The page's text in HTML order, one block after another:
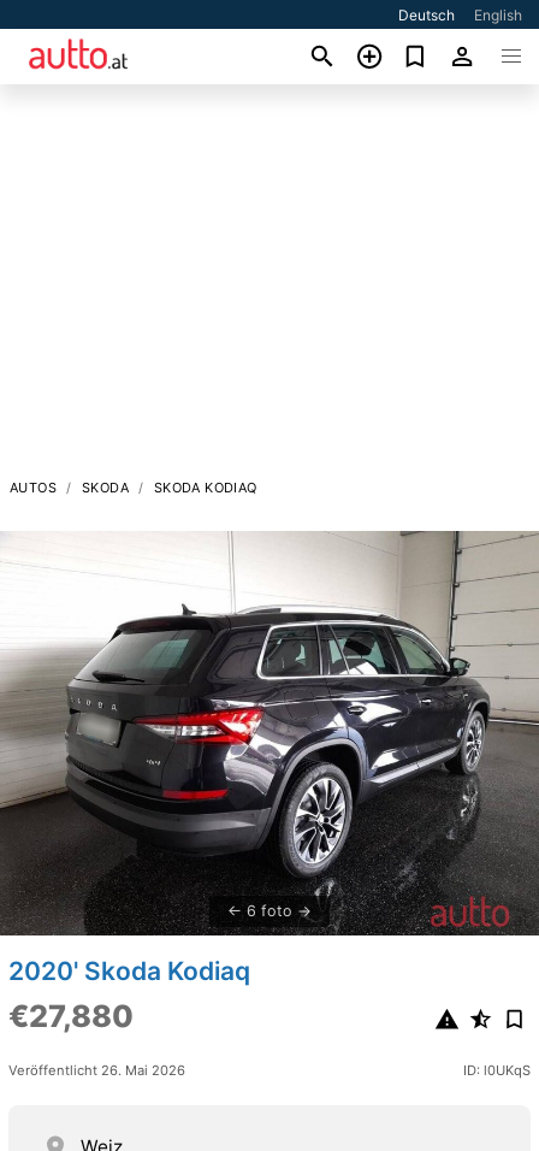
Deutsch English
AUTOS SKODA SKODA KODIAQ
6 foto
2020' Skoda Kodiaq
€27,880
Veröffentlicht 26. Mai 2026 ID: l0UKqS
Weiz